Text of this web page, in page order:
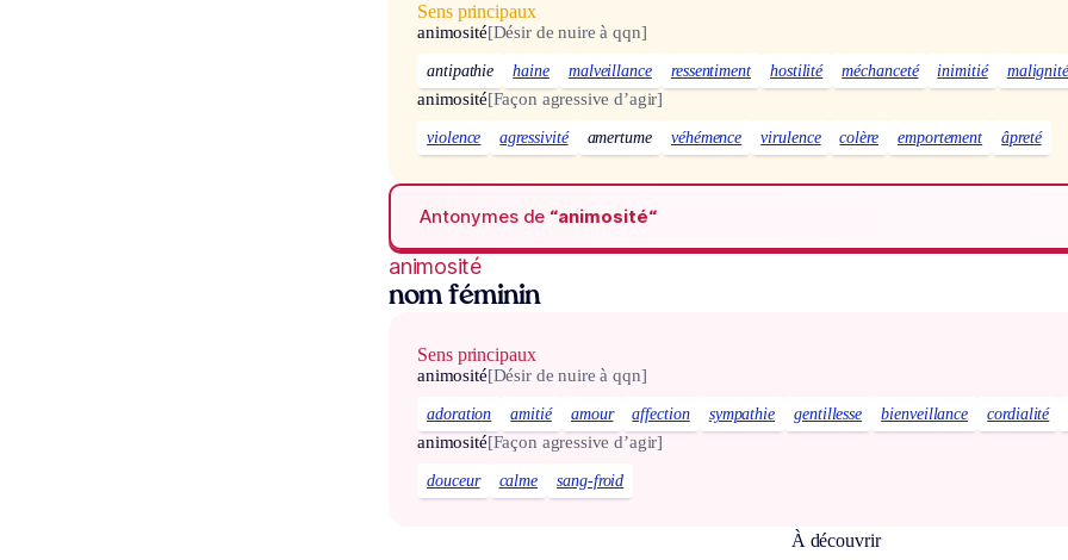
Sens principaux
animosité[Désir de nuire à qqn]
antipathie haine malveillance ressentiment hostilité méchanceté inimitié
animosité[Façon agressive d’agir]
violence agressivité amertume véhémence virulence colère emportement âpreté
Antonymes de “animosité“
animosité
nom féminin
Sens principaux
animosité[Désir de nuire à qqn]
adoration amitié amour affection sympathie gentillesse bienveillance cordialité
animosité[Façon agressive d’agir]
douceur calme sang-froid
À découvrir